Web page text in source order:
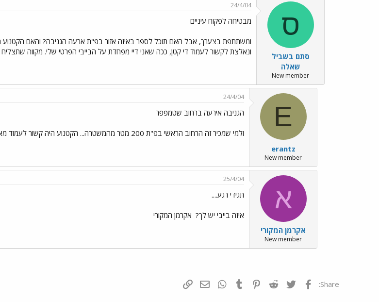
ס
סתם בשביל
שאלה
New member
24/4/04
מבטיחה לפקוח עיניים
ומשתתפת בצערך, אבל האם תוכל לספר באיזה אזור בפ"ת ארעה הגניבה? והאם הקטנוע
ונאלצת לקשור לעמוד די קטן, ככה שאני דיי מפחדת על הבייבי הפרטי שלי. מקווה
E
erantz
New member
24/4/04
הגניבה אירעה ברחוב שטמפפר
ולמי שמכיר זה הרחוב הראשי בפ"ת 200 מטר מהמשטרה... הקטנוע היה קשור לעמוד מאחורי הבית
א
אקרמן המקורי
New member
25/4/04
תגידי רגע....
איזה בייבי יש לך? אקרמן המקורי
Share: פייסבוק Twitter
Reddit
Pinterest
Tumblr
WhatsAppדואר אלקטרוני